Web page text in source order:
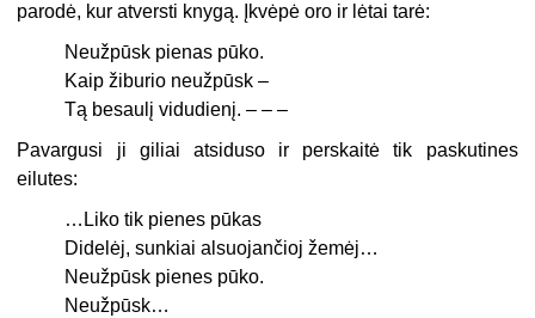
parodė, kur atversti knygą. Įkvėpė oro ir lėtai tarė:
Neužpūsk pienas pūko.
Kaip žiburio neužpūsk –
Tą besaulį vidudienį. – – –
Pavargusi ji giliai atsiduso ir perskaitė tik paskutines
eilutes:
…Liko tik pienes pūkas
Didelėj, sunkiai alsuojančioj žemėj…
Neužpūsk pienes pūko.
Neužpūsk…